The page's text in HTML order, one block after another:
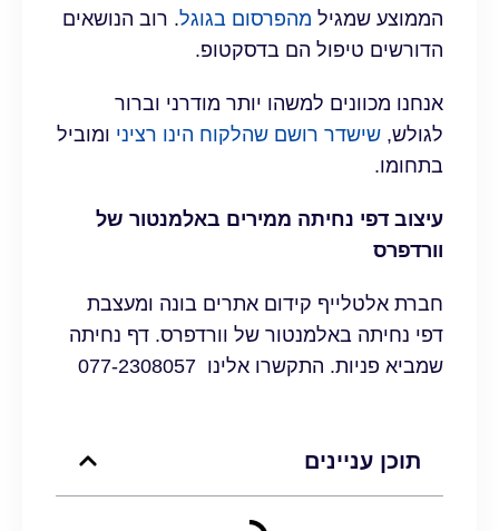
הממוצע שמגיל מהפרסום בגוגל. רוב הנושאים
הדורשים טיפול הם בדסקטופ.
אנחנו מכוונים למשהו יותר מודרני וברור
לגולש, שישדר רושם שהלקוח הינו רציני ומוביל
בתחומו.
עיצוב דפי נחיתה ממירים באלמנטור של
וורדפרס
חברת אלטלייף קידום אתרים בונה ומעצבת
דפי נחיתה באלמנטור של וורדפרס. דף נחיתה
שמביא פניות. התקשרו אלינו 077-2308057
תוכן עניינים